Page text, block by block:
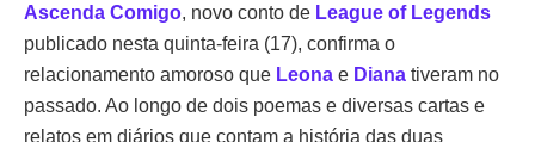
Ascenda Comigo, novo conto de League of Legends
publicado nesta quinta-feira (17), confirma o
relacionamento amoroso que Leona e Diana tiveram no
passado. Ao longo de dois poemas e diversas cartas e
relatos em diários que contam a história das duas